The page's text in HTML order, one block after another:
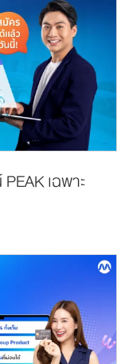
เฉพาะ